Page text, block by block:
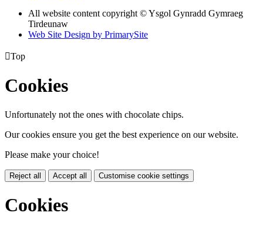
All website content copyright © Ysgol Gynradd Gymraeg
Tirdeunaw
Web Site Design by PrimarySite
Top
Cookies
Unfortunately not the ones with chocolate chips.
Our cookies ensure you get the best experience on our website.
Please make your choice!
Reject all Accept all Customise cookie settings
Cookies